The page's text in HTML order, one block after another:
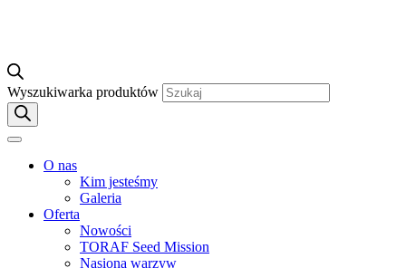
Wyszukiwarka produktów
O nas
Kim jesteśmy
Galeria
Oferta
Nowości
TORAF Seed Mission
Nasiona warzyw